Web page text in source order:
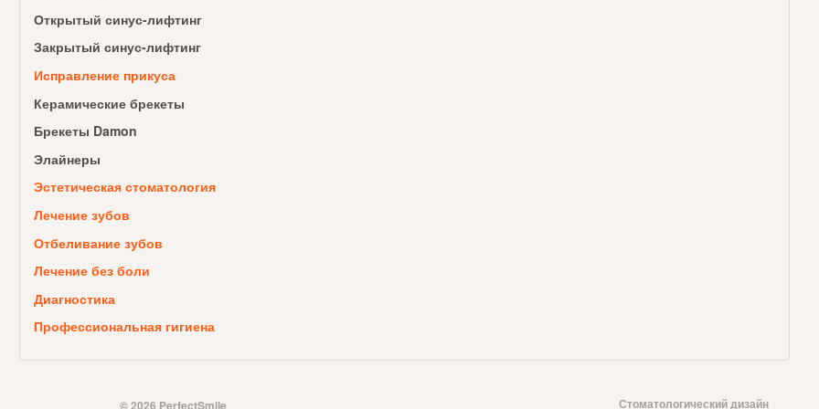
Открытый синус-лифтинг
Закрытый синус-лифтинг
Исправление прикуса
Керамические брекеты
Брекеты Damon
Элайнеры
Эстетическая стоматология
Лечение зубов
Отбеливание зубов
Лечение без боли
Диагностика
Профессиональная гигиена
© 2026 PerfectSmile Стоматологический дизайн